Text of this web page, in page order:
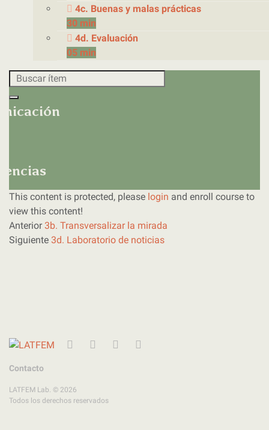
4c. Buenas y malas prácticas
30 min
4d. Evaluación
05 min
This content is protected, please login and enroll course to
view this content!
Anterior 3b. Transversalizar la mirada
Siguiente 3d. Laboratorio de noticias
Contacto
LATFEM Lab. © 2026
Todos los derechos reservados